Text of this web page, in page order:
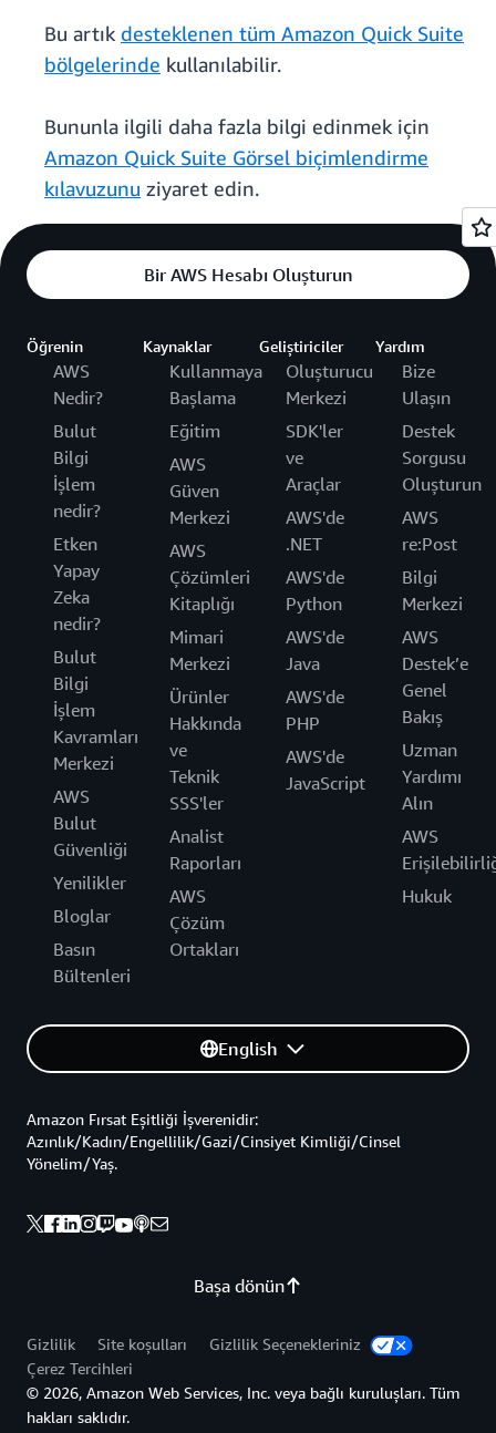
Bu artık desteklenen tüm Amazon Quick Suite
bölgelerinde kullanılabilir.
Bununla ilgili daha fazla bilgi edinmek için
Amazon Quick Suite Görsel biçimlendirme
kılavuzunu ziyaret edin.
Bir AWS Hesabı Oluşturun
Öğrenin
AWS
Nedir?
Bulut
Bilgi
İşlem
nedir?
Etken
Yapay
Zeka
nedir?
Bulut
Bilgi
İşlem
Kavramları
Merkezi
AWS
Bulut
Güvenliği
Yenilikler
Bloglar
Basın
Bültenleri
Kaynaklar
Kullanmaya
Başlama
Eğitim
AWS
Güven
Merkezi
AWS
Çözümleri
Kitaplığı
Mimari
Merkezi
Ürünler
Hakkında
ve
Teknik
SSS'ler
Analist
Raporları
AWS
Çözüm
Ortakları
Geliştiriciler
Oluşturucu
Merkezi
SDK'ler
ve
Araçlar
AWS'de
.NET
AWS'de
Python
AWS'de
Java
AWS'de
PHP
AWS'de
JavaScript
Yardım
Bize
Ulaşın
Destek
Sorgusu
Oluşturun
AWS
re:Post
Bilgi
Merkezi
AWS
Destek’e
Genel
Bakış
Uzman
Yardımı
Alın
AWS
Hukuk
English
Başa dönün
Amazon Fırsat Eşitliği İşverenidir:
Azınlık/Kadın/Engellilik/Gazi/Cinsiyet Kimliği/Cinsel
Yönelim/Yaş.
Gizlilik Site koşulları
Gizlilik Seçenekleriniz
Çerez Tercihleri
© 2026, Amazon Web Services, Inc. veya bağlı kuruluşları. Tüm
hakları saklıdır.